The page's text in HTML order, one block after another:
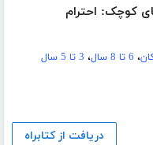
کوچک: احترام
، 6 تا 8 سال ، 3 تا 5 سال
دریافت از کتابراه